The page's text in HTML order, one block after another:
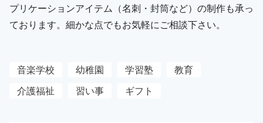
プリケーションアイテム（名刺・封筒など）の制作も承っ
ております。細かな点でもお気軽にご相談下さい。
音楽学校 幼稚園 学習塾
教育
介護福祉
習い事 ギフト